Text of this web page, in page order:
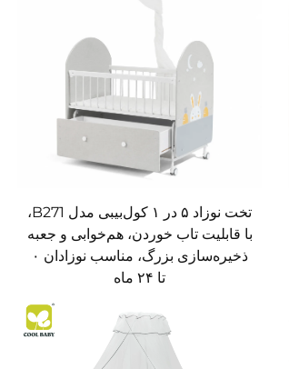
تخت نوزاد ۵ در ۱ کول‌بیبی مدل B271،
با قابلیت تاب خوردن، هم‌خوابی و جعبه
ذخیره‌سازی بزرگ، مناسب نوزادان ۰
تا ۲۴ ماه